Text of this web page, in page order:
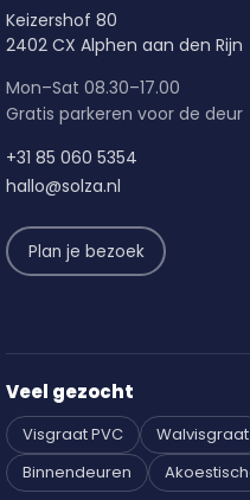
Keizershof 80
2402 CX Alphen aan den Rijn
Mon–Sat 08.30–17.00
Gratis parkeren voor de deur
+31 85 060 5354
hallo@solza.nl
Plan je bezoek
Veel gezocht
Visgraat PVC Walvisgraat
Binnendeuren